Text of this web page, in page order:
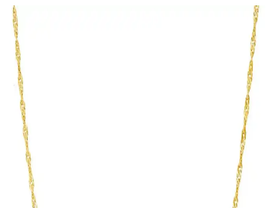
Elika Silver Gülüm Altın Kaplama 925 Ayar Gümsü
Kolye ile Zarif Şıklık Yakalayın
Elika Silver Gülüm Altın Kaplama 925 Ayar Gümsü Kolye, şıklık
ve kaliteyi bir araya getirerek günlük ve özel kullanımlar için ideal,
zarif ve dayanıklı bir takıdır.
Söğütlü Silver Gümüş Altın Renkli ve Yalnız
Tasarımlı Küpe Karşılaştırması
Bu karşılaştırmada, Söğütlü Silver'in altın renkli 14 mm halka küpe
ile sade U modeli küpenin özellikleri ve kullanıcı yorumları detaylı
şekilde inceleniyor.
Kadınlar İçin Modern Altın Burgu Dokulu
Kıkırdak Küpe Şık ve Zarif Tasarım